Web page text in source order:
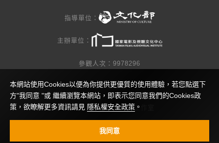
指導單位：
主辦單位：
參觀人次：9978296
隱私權公告
網站製作 / 瓜口瓜設計工作室
視覺設計 / 查理小姐工作室
本網站使用Cookies以便為你提供更優質的使用體驗，若您點選下
方"我同意 "或 繼續瀏覽本網站，即表示您同意我們的Cookies政
策，欲瞭解更多資訊請見 隱私權安全政策 。
我同意